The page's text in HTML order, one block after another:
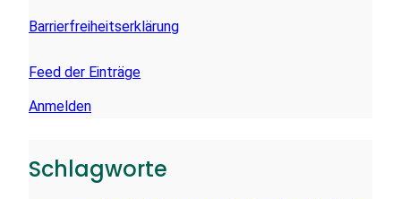
Barrierfreiheitserklärung
Feed der Einträge
Anmelden
Schlagworte